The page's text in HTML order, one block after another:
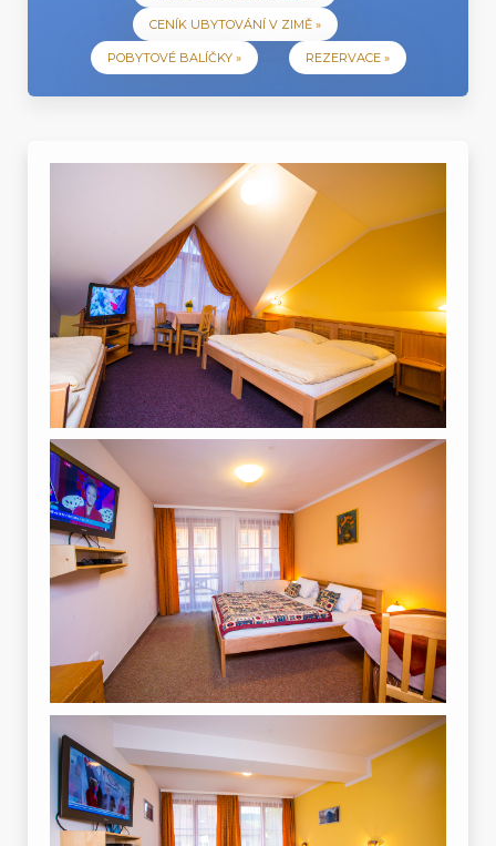
CENÍK UBYTOVÁNÍ V ZIMĚ »
POBYTOVÉ BALÍČKY » REZERVACE »